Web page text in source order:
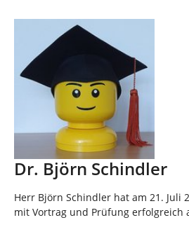
Dr. Björn Schindler
Herr Björn Schindler hat am 21. Juli
mit Vortrag und Prüfung erfolgreich